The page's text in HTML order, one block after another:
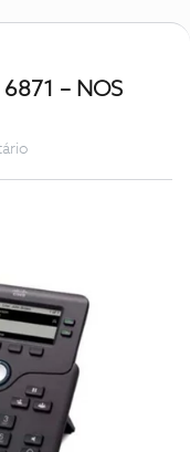
– NOS